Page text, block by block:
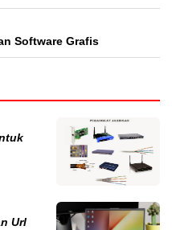
Software Grafis
Url